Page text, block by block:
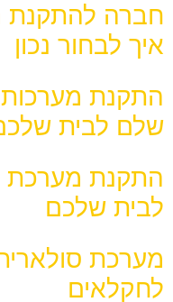
חברה להתקנת
איך לבחור נכון
התקנת מערכות
שלם לבית
התקנת מערכת
לבית שלכם
מערכת
לחקלאים